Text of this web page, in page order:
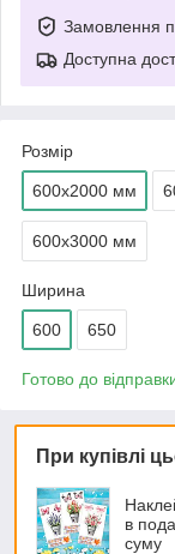
Замовлення
Доступна
Розмір
600х2000 мм
600х3000 мм
Ширина
600 650
Готово до
При купівлі
в
суму